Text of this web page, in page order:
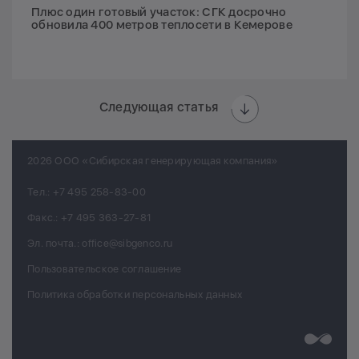
Плюс один готовый участок: СГК досрочно
обновила 400 метров теплосети в Кемерове
Следующая статья
2026 ООО «Сибирская генерирующая компания»
Тел.: +7 495 258-83-00
Факс.: +7 495 363-27-81
Эл. почта.: office@sibgenco.ru
Пользовательское соглашение
Политика обработки персональных данных